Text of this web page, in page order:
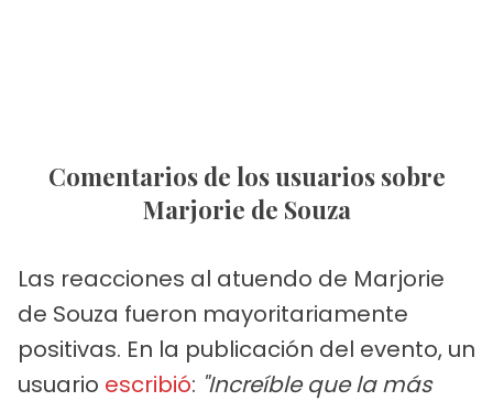
Comentarios de los usuarios sobre
Marjorie de Souza
Las reacciones al atuendo de Marjorie
de Souza fueron mayoritariamente
positivas. En la publicación del evento, un
usuario escribió: "Increíble que la más